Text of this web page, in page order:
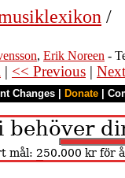
/
, Erik Noreen -
| << Previous |
Changes Donate